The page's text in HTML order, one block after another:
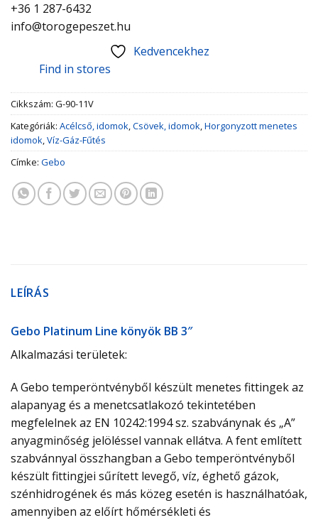
+36 1 287-6432
info@torogepeszet.hu
Kedvencekhez
Find in stores
Cikkszám: G-90-11V
Kategóriák: Acélcső, idomok,Csövek, idomok,Horgonyzott menetes
idomok,Víz-Gáz-Fűtés
Címke: Gebo
LEÍRÁS
Gebo Platinum Line könyök BB 3″
Alkalmazási területek:
A Gebo temperöntvényből készült menetes fittingek az
alapanyag és a menetcsatlakozó tekintetében
megfelelnek az EN 10242:1994 sz. szabványnak és „A”
anyagminőség jelöléssel vannak ellátva. A fent említett
szabvánnyal összhangban a Gebo temperöntvényből
készült fittingjei sűrített levegő, víz, éghető gázok,
szénhidrogének és más közeg esetén is használhatóak,
amennyiben az előírt hőmérsékleti és